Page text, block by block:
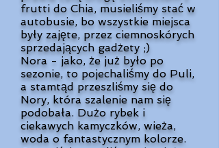
frutti do Chia, musieliśmy stać w
autobusie, bo wszystkie miejsca
były zajęte, przez ciemnoskórych
sprzedających gadżety ;)
Nora - jako, że już było po
sezonie, to pojechaliśmy do Puli,
a stamtąd przeszliśmy się do
Nory, która szalenie nam się
podobała. Dużo rybek i
ciekawych kamyczków, wieża,
woda o fantastycznym kolorze.